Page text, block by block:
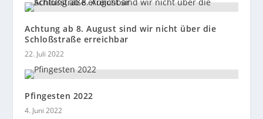
Achtung ab 8. August sind wir nicht über die
Schloßstraße erreichbar
22. Juli 2022
Pfingesten 2022
4. Juni 2022